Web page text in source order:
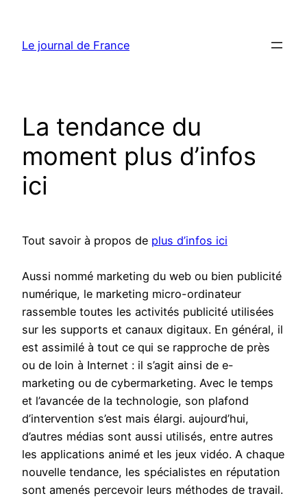
contenu
Le journal de France
La tendance du
moment plus d’infos
ici
Tout savoir à propos de plus d’infos ici
Aussi nommé marketing du web ou bien publicité
numérique, le marketing micro-ordinateur
rassemble toutes les activités publicité utilisées
sur les supports et canaux digitaux. En général, il
est assimilé à tout ce qui se rapproche de près
ou de loin à Internet : il s’agit ainsi de e-
marketing ou de cybermarketing. Avec le temps
et l’avancée de la technologie, son plafond
d’intervention s’est mais élargi. aujourd’hui,
d’autres médias sont aussi utilisés, entre autres
les applications animé et les jeux vidéo. A chaque
nouvelle tendance, les spécialistes en réputation
sont amenés percevoir leurs méthodes de travail.